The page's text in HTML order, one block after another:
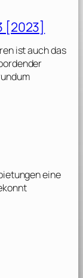
[2023]
ist auch das
eine